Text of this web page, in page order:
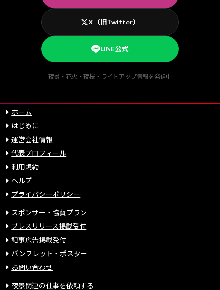
X（旧Twitter）
LINE公式
夜景・花火・夜桜・ライトアップ情報を発信中
ホーム
はじめに
運営会社情報
代表プロフィール
利用規約
ヘルプ
プライバシーポリシー
スポンサー・協賛プラン
プレスリリース掲載受付
記事広告掲載受付
パンフレット・ポスター
お問い合わせ
夜景関連の仕事を依頼する